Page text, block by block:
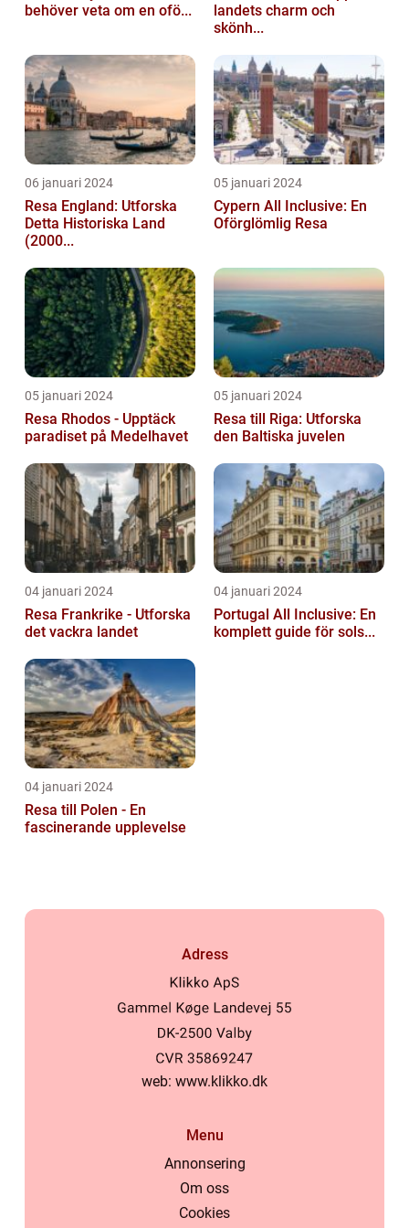
behöver veta om en ofö...
landets charm och
skönh...
06 januari 2024
Resa England: Utforska
Detta Historiska Land
(2000...
05 januari 2024
Cypern All Inclusive: En
Oförglömlig Resa
05 januari 2024
Resa Rhodos - Upptäck
paradiset på Medelhavet
05 januari 2024
Resa till Riga: Utforska
den Baltiska juvelen
04 januari 2024
Resa Frankrike - Utforska
det vackra landet
04 januari 2024
Portugal All Inclusive: En
komplett guide för sols...
04 januari 2024
Resa till Polen - En
fascinerande upplevelse
Adress
web: www.klikko.dk
Menu
Annonsering
Om oss
Cookies